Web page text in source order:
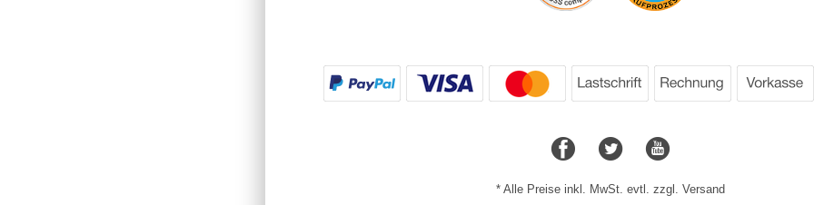
* Alle Preise inkl. MwSt. evtl. zzgl. Versand